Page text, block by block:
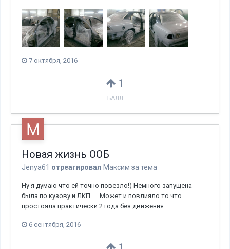
7 октября, 2016
1
БАЛЛ
Новая жизнь ООБ
Jenya61 отреагировал Максим за тема
Ну я думаю что ей точно повезло!) Немного запущена
была по кузову и ЛКП..... Может и повлияло то что
простояла практически 2 года без движения...
6 сентября, 2016